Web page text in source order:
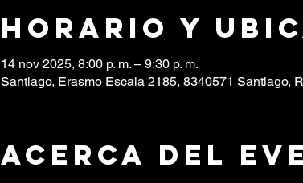
Horario y
14 nov 2025, 8:00 p. m. – 9:30 p. m.
Santiago, Erasmo Escala 2185, 8340571 Santiago,
Acerca del